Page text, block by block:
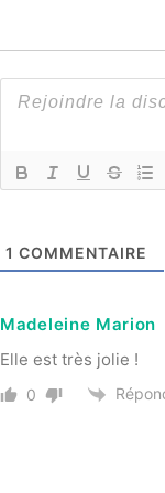
1 COMMENTAIRE
Madeleine Marion
Elle est très jolie !
0